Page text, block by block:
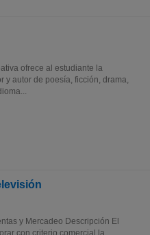
ofrece al estudiante la
y autor de poesía, ficción, drama,
y Mercadeo Descripción El
con criterio comercial la